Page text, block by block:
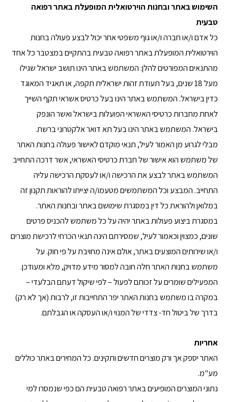
השימוש באתר ובחנות הוירטואלית המופעלת באתררפואה
טבעית
כל אדם ו/או חברה ו/או גוף משפטי אחר יכול לבצע פעולה בחנות
הוירטואלית המופעלת באתר רפואה טבעית בהתקיים במצטבר כל אחד
מהתנאים המפורטים להלן: המשתמש באתר הינו תושב ישראל שגילו
מעל 18 שנים, בעל תעודת זהות ישראלית תקפה, או תאגיד המאוגד
כדין בישראל. המשתמש באתר הינו בעל כרטיס אשראי תקף השייך
לאחת מחברות כרטיסי האשראי הפועלות בישראל ואשר הונפק
בישראל. המשתמש באתר הינו בעל תא דואר אלקטרוני ברשת.
מבלי לגרוע מן האמור לעיל, תנאי מוקדם לאישור פעולה בחנות האתר
של משתמש הוא אישור של חברת כרטיסי האשראי, אשר דרכה התחייב
המשתמש באתר לבצע את הרכישה ו/או לעסקת הרכישה עליה
התחייב. המבצע וכל המשתמשים מטעמו/ה יצייתו להוראות תקנון זה
במלואן ולהוראת כל דין במסגרת שימושם באתר ובחנות האתר.
במסגרת ביצוע פעולות באתר יהיה על כל משתמש להכניס פרטים
שונים, כמצוין וכאמור לעיל, שמסירתם הינה תנאי הכרחי לרכישת מוצרים
ו/או שירותים המוצעים באתר, אולם אינה מחויבת על פי חוק. על
משתמש בחנות האתר חלה חובה למסור מידע מדויק, מלא ומעודכן.
המפעילים שומרים על זכותם לפעול – לפי שיקול דעתם הבלעדי –
במקרה בו משתמש בחנות האתר יפר התחייבות זו, לרבות (אך לא רק)
בדרך של ביטול חד- צדדי של המנוי ו/או העסקה או הגבלתם.
אחריות
האתר יספק אך ורק מוצרים חדשים ותקינים. כל המחירים באתר כוללים
מע"מ.
נתוני המוצרים המופיעים באתר רפואה טבעית הם כפי שנמסרו למי